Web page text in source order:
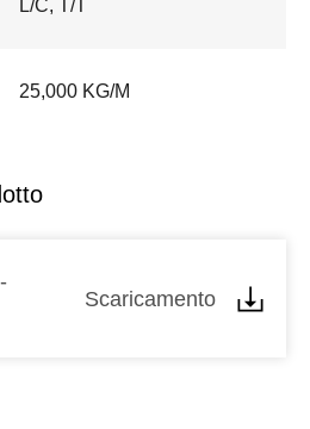
L/C, T/T
25,000 KG/M
Scaricamento